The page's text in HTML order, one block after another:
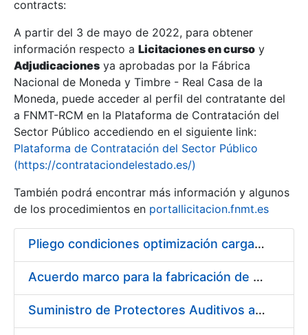
Show/Hide
Show/Hide
Show/Hide
contracts:
A partir del 3 de mayo de 2022, para obtener
información respecto a Licitaciones en curso y
Adjudicaciones ya aprobadas por la Fábrica
Nacional de Moneda y Timbre - Real Casa de la
Moneda, puede acceder al perfil del contratante del
a FNMT-RCM en la Plataforma de Contratación del
Sector Público accediendo en el siguiente link:
Plataforma de Contratación del Sector Público
(https://contrataciondelestado.es/)
También podrá encontrar más información y algunos
de los procedimientos en portallicitacion.fnmt.es
Pliego condiciones optimización cargas compras firmado
Acuerdo marco para la fabricación de piezas
Suministro de Protectores Auditivos a medida para las personas trabajadoras de los Centros de Trabajo de Madrid y Burgos